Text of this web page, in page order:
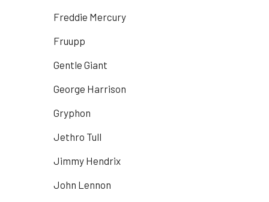
Freddie Mercury
Fruupp
Gentle Giant
George Harrison
Gryphon
Jethro Tull
Jimmy Hendrix
John Lennon